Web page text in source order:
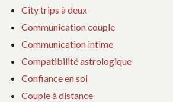
City trips à deux
Communication couple
Communication intime
Compatibilité astrologique
Confiance en soi
Couple à distance